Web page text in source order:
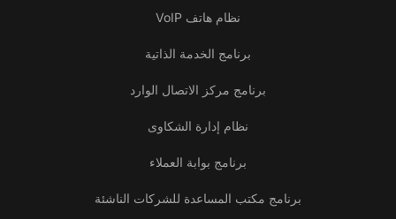
نظام هاتف VoIP
برنامج الخدمة الذاتية
برنامج مركز الاتصال الوارد
نظام إدارة الشكاوى
برنامج بوابة العملاء
برنامج مكتب المساعدة للشركات الناشئة